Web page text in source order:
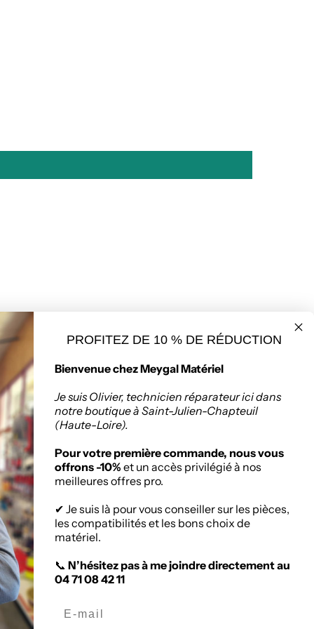
de matériaux
à Saint-
Zone Artisanale, 336
Mauras, 43260
Chapteuil
Politique de retours
PROFITEZ DE 10 % DE RÉDUCTION
Bienvenue chez Meygal Matériel
Je suis Olivier, technicien réparateur ici dans
notre boutique à Saint-Julien-Chapteuil
(Haute-Loire).
Pour votre première commande, nous vous
offrons -10% et un accès privilégié à nos
meilleures offres pro.
✔ Je suis là pour vous conseiller sur les pièces,
les compatibilités et les bons choix de
matériel.
📞 N’hésitez pas à me joindre directement au
04 71 08 42 11